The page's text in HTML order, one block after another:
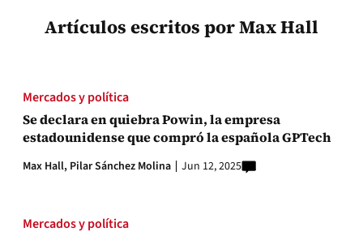
Artículos escritos por Max Hall
Mercados y política
Se declara en quiebra Powin, la empresa
estadounidense que compró la española GPTech
Max Hall, Pilar Sánchez Molina Jun 12, 2025
Mercados y política